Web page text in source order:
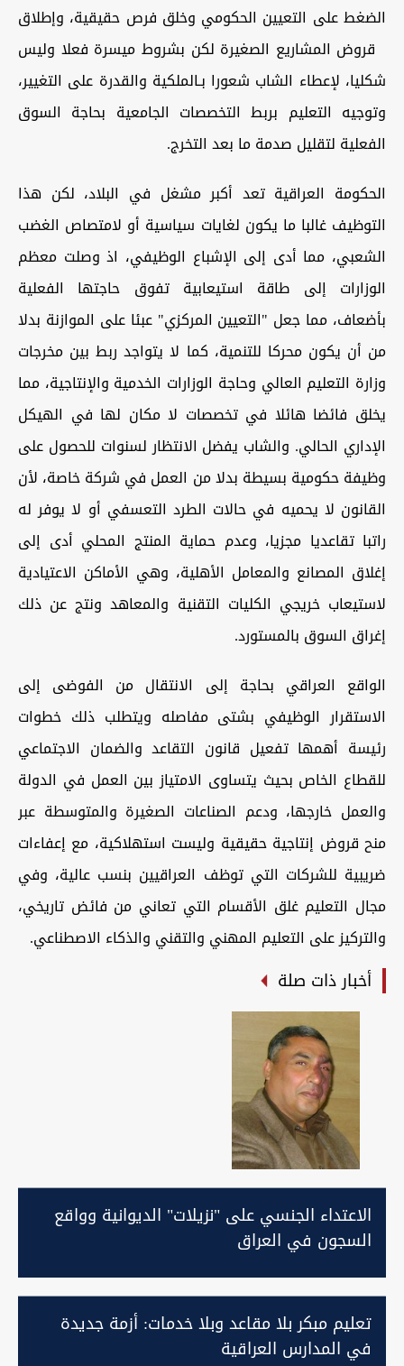
الضغط على التعيين الحكومي وخلق فرص حقيقية، وإطلاق
قروض المشاريع الصغيرة لكن بشروط ميسرة فعلا وليس
شكليا، لإعطاء الشاب شعورا بـالملكية والقدرة على التغيير،
وتوجيه التعليم بربط التخصصات الجامعية بحاجة السوق
الفعلية لتقليل صدمة ما بعد التخرج.
الحكومة العراقية تعد أكبر مشغل في البلاد، لكن هذا
التوظيف غالبا ما يكون لغايات سياسية أو لامتصاص الغضب
الشعبي، مما أدى إلى الإشباع الوظيفي، اذ وصلت معظم
الوزارات إلى طاقة استيعابية تفوق حاجتها الفعلية
بأضعاف، مما جعل "التعيين المركزي" عبئا على الموازنة بدلا
من أن يكون محركا للتنمية، كما لا يتواجد ربط بين مخرجات
وزارة التعليم العالي وحاجة الوزارات الخدمية والإنتاجية، مما
يخلق فائضا هائلا في تخصصات لا مكان لها في الهيكل
الإداري الحالي. والشاب يفضل الانتظار لسنوات للحصول على
وظيفة حكومية بسيطة بدلا من العمل في شركة خاصة، لأن
القانون لا يحميه في حالات الطرد التعسفي أو لا يوفر له
راتبا تقاعديا مجزيا، وعدم حماية المنتج المحلي أدى إلى
إغلاق المصانع والمعامل الأهلية، وهي الأماكن الاعتيادية
لاستيعاب خريجي الكليات التقنية والمعاهد ونتج عن ذلك
إغراق السوق بالمستورد.
الواقع العراقي بحاجة إلى الانتقال من الفوضى إلى
الاستقرار الوظيفي بشتى مفاصله ويتطلب ذلك خطوات
رئيسة أهمها تفعيل قانون التقاعد والضمان الاجتماعي
للقطاع الخاص بحيث يتساوى الامتياز بين العمل في الدولة
والعمل خارجها، ودعم الصناعات الصغيرة والمتوسطة عبر
منح قروض إنتاجية حقيقية وليست استهلاكية، مع إعفاءات
ضريبية للشركات التي توظف العراقيين بنسب عالية، وفي
مجال التعليم غلق الأقسام التي تعاني من فائض تاريخي،
والتركيز على التعليم المهني والتقني والذكاء الاصطناعي.
أخبار ذات صلة
الاعتداء الجنسي على "نزيلات" الديوانية وواقع
السجون في العراق
تعليم مبكر بلا مقاعد وبلا خدمات: أزمة جديدة
في المدارس العراقية